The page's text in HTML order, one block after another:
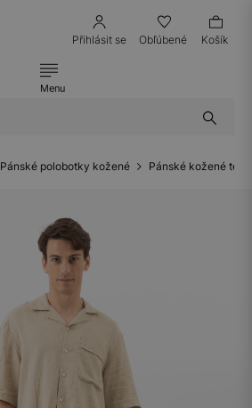
Přihlásit se Obľúbené Košík
Menu
Pánské polobotky kožené Pánské kožené